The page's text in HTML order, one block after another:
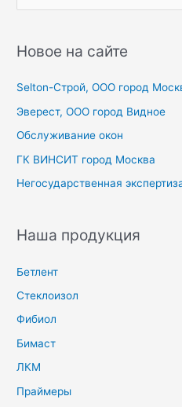
с
:
Новое на сайте
Selton-Строй, OOO город
Эверест, ООО город Видное
Обслуживание окон
ГК ВИНСИТ город Москва
Негосударственная
Наша продукция
Бетлент
Стеклоизол
Фибиол
Бимаст
ЛКМ
Праймеры